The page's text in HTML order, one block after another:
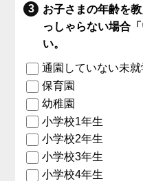
お子さまの年齢を
っしゃらない場合
い。
通園していない未就
保育園
幼稚園
小学校1年生
小学校2年生
小学校3年生
小学校4年生